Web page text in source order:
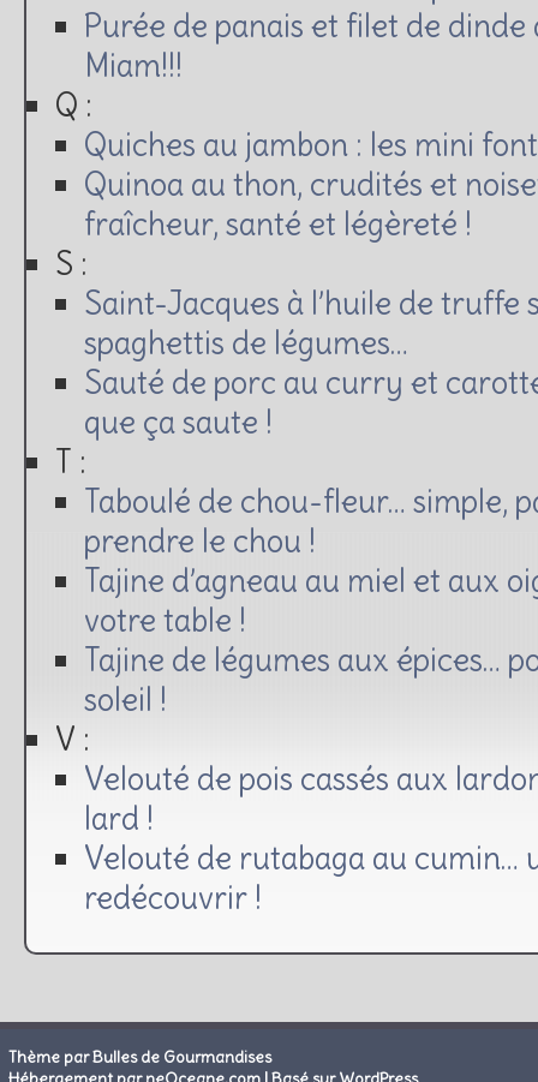
Purée de panais et filet de
Miam!!!
Q :
Quiches au jambon : les mini
Quinoa au thon, crudités et
fraîcheur, santé et légèreté !
S :
Saint-Jacques à l’huile de truffe
spaghettis de légumes…
Sauté de porc au curry et
que ça saute !
T :
Taboulé de chou-fleur… simple,
prendre le chou !
Tajine d’agneau au miel et aux
votre table !
Tajine de légumes aux épices…
soleil !
V :
Velouté de pois cassés aux
lard !
Velouté de rutabaga au cumin…
redécouvrir !
Thème par Bulles de Gourmandises